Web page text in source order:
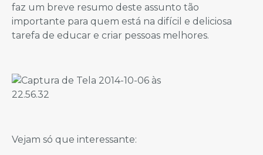
faz um breve resumo deste assunto tão
importante para quem está na difícil e deliciosa
tarefa de educar e criar pessoas melhores.
Vejam só que interessante: